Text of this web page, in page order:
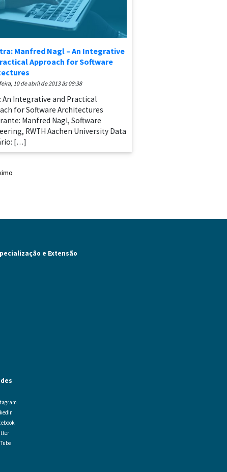
Manfred Nagl – An Integrative
Approach for Software
10 de abril de 2013 às 08:38
An Integrative and Practical
for Software Architectures
Manfred Nagl, Software
RWTH Aachen University Data
[…]
e Extensão